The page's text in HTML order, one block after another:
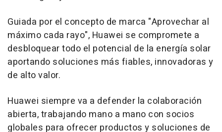
Guiada por el concepto de marca "Aprovechar al
máximo cada rayo", Huawei se compromete a
desbloquear todo el potencial de la energía solar
aportando soluciones más fiables, innovadoras y
de alto valor.
Huawei siempre va a defender la colaboración
abierta, trabajando mano a mano con socios
globales para ofrecer productos y soluciones de